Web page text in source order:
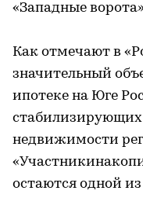
«Западные
Как отмечают в
значительный
ипотеке на Юге
недвижимости
остаются одной